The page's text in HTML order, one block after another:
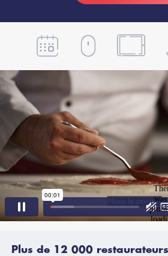
Titre
Plus de 12 000